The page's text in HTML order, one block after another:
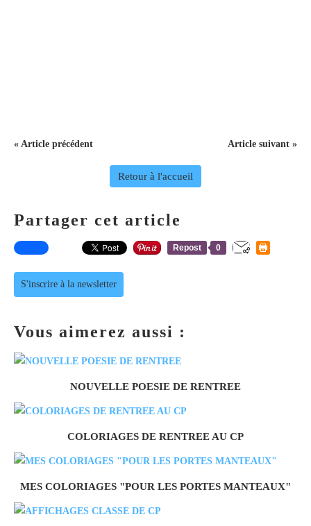
« Article précédent Article suivant »
Retour à l'accueil
Partager cet article
Repost 0
S'inscrire à la newsletter
Vous aimerez aussi :
NOUVELLE POESIE DE RENTREE
COLORIAGES DE RENTREE AU CP
MES COLORIAGES "POUR LES PORTES MANTEAUX"